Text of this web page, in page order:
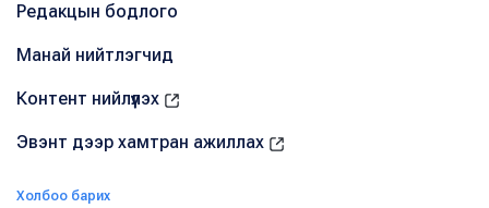
Редакцын бодлого
Манай нийтлэгчид
Контент нийлүүлэх
Эвэнт дээр хамтран ажиллах
Холбоо барих